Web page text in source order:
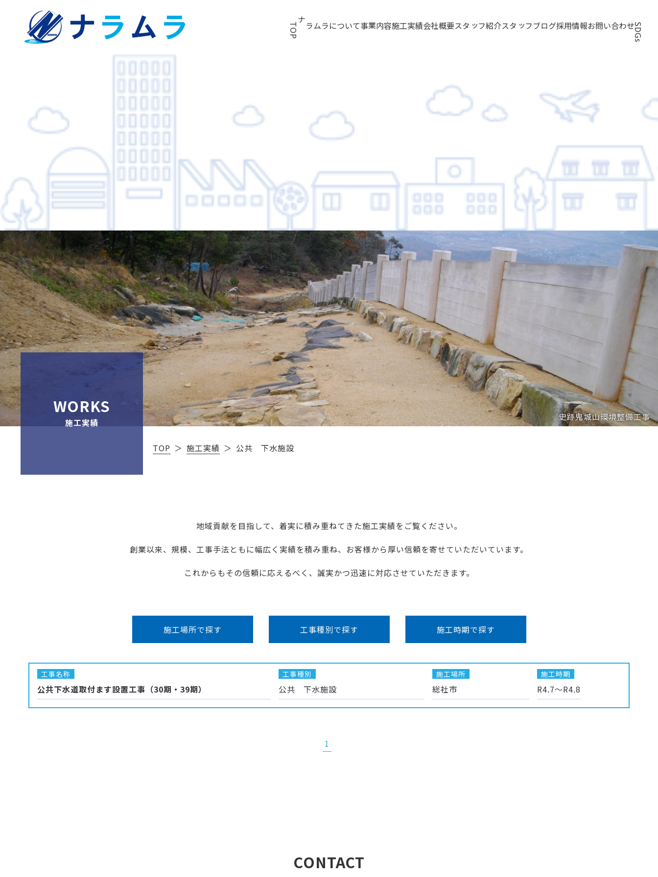
TOPナラムラについて 事業内容 施工実績 会社概要 スタッフ紹介 スタッフブログ 採用情報 お問い合わせ SDGs
史跡鬼城山環境整備工事
WORKS
施工実績
TOP 施工実績 公共 下水施設
地域貢献を目指して、着実に積み重ねてきた施工実績をご覧ください。
創業以来、規模、工事手法ともに幅広く実績を積み重ね、お客様から厚い信頼を寄せていただいています。
これからもその信頼に応えるべく、誠実かつ迅速に対応させていただきます。
施工場所で探す 工事種別で探す 施工時期で探す
工事名称
公共下水道取付ます設置工事（30期・39期）
工事種別
公共 下水施設
施工場所
総社市
施工時期
R4.7～R4.8
1
CONTACT